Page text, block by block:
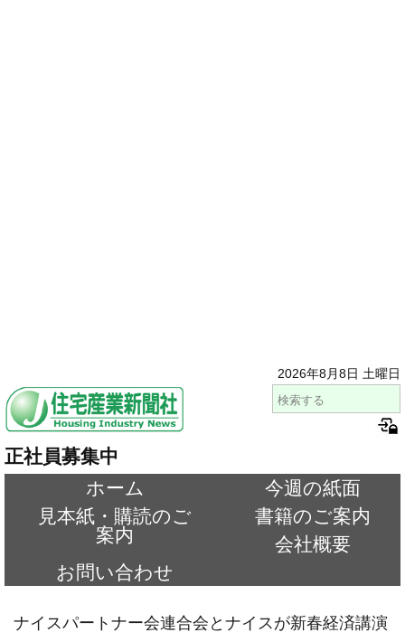
2026年8月8日 土曜日
正社員募集中
ホーム
今週の紙面
見本紙・購読のご
案内
書籍のご案内
会社概要
お問い合わせ
ナイスパートナー会連合会とナイスが新春経済講演